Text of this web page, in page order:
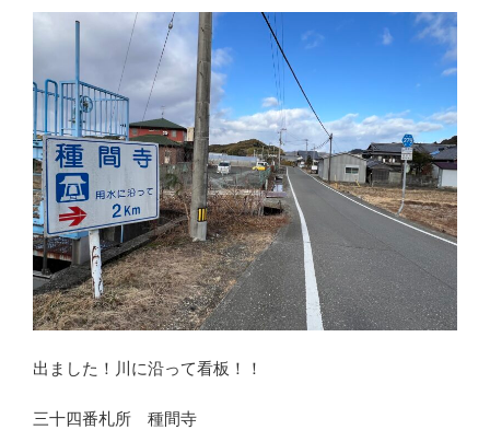
出ました！川に沿って看板！！
三十四番札所 種間寺